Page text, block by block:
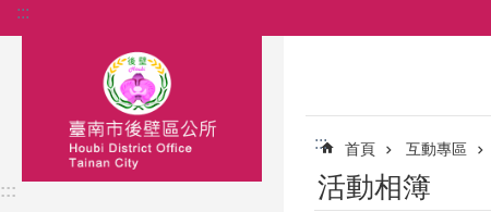
跳到主要內容區塊
:::
:::
::: 首頁 互動專區
活動相簿